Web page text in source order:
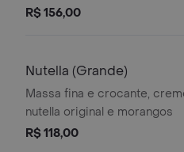
cebola
R$ 156,00
Nutella (Grande)
Massa fina e crocante,
nutella original e morangos
R$ 118,00